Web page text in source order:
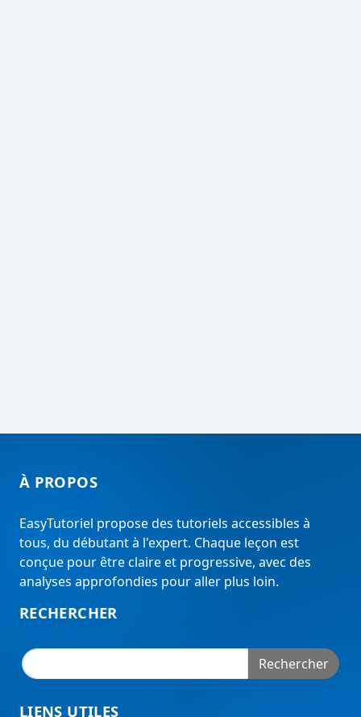
À PROPOS
EasyTutoriel propose des tutoriels accessibles à
tous, du débutant à l'expert. Chaque leçon est
conçue pour être claire et progressive, avec des
analyses approfondies pour aller plus loin.
RECHERCHER
Rechercher
LIENS UTILES